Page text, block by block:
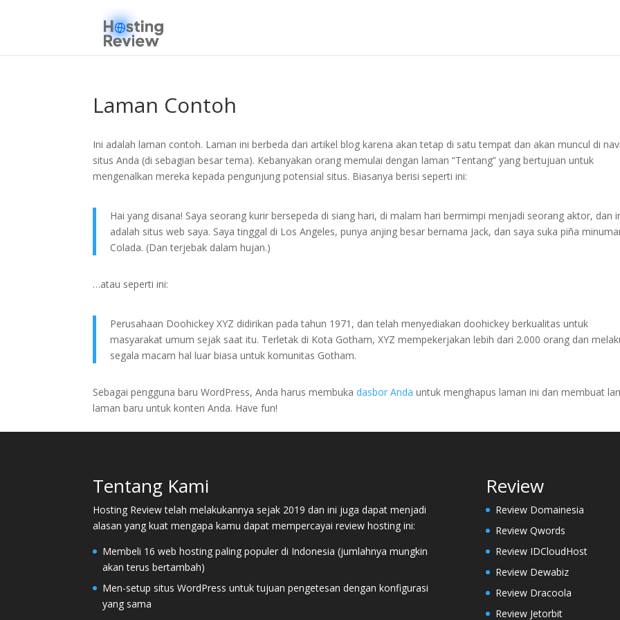
Laman Contoh
Ini adalah laman contoh. Laman ini berbeda dari artikel blog karena akan tetap di satu tempat dan akan muncul di
situs Anda (di sebagian besar tema). Kebanyakan orang memulai dengan laman “Tentang” yang bertujuan untuk
mengenalkan mereka kepada pengunjung potensial situs. Biasanya berisi seperti ini:
Hai yang disana! Saya seorang kurir bersepeda di siang hari, di malam hari bermimpi menjadi seorang aktor, dan
adalah situs web saya. Saya tinggal di Los Angeles, punya anjing besar bernama Jack, dan saya suka piña
Colada. (Dan terjebak dalam hujan.)
…atau seperti ini:
Perusahaan Doohickey XYZ didirikan pada tahun 1971, dan telah menyediakan doohickey berkualitas untuk
masyarakat umum sejak saat itu. Terletak di Kota Gotham, XYZ mempekerjakan lebih dari 2.000 orang dan
segala macam hal luar biasa untuk komunitas Gotham.
Sebagai pengguna baru WordPress, Anda harus membukadasbor Anda untuk menghapus laman ini dan membuat
laman baru untuk konten Anda. Have fun!
Tentang Kami
Hosting Review telah melakukannya sejak 2019 dan ini juga dapat menjadi
alasan yang kuat mengapa kamu dapat mempercayai review hosting ini:
Membeli 16 web hosting paling populer di Indonesia (jumlahnya mungkin
akan terus bertambah)
Men-setup situs WordPress untuk tujuan pengetesan dengan konfigurasi
yang sama
Review
Review Domainesia
Review Qwords
Review IDCloudHost
Review Dewabiz
Review Dracoola
Review Jetorbit